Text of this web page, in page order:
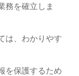
務を確立しま
は、わかりやす
を保護するため